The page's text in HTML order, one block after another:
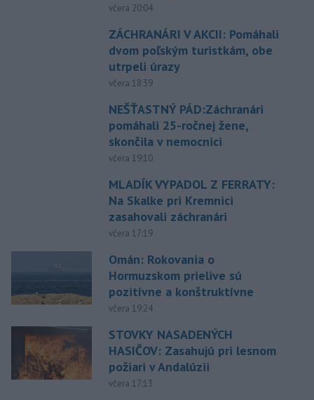
včera 20:04
ZÁCHRANÁRI V AKCII: Pomáhali
dvom poľským turistkám, obe
utrpeli úrazy
včera 18:39
NEŠŤASTNÝ PÁD:Záchranári
pomáhali 25-ročnej žene,
skončila v nemocnici
včera 19:10
MLADÍK VYPADOL Z FERRATY:
Na Skalke pri Kremnici
zasahovali záchranári
včera 17:19
Omán: Rokovania o
Hormuzskom prielive sú
pozitívne a konštruktívne
včera 19:24
STOVKY NASADENÝCH
HASIČOV: Zasahujú pri lesnom
požiari v Andalúzii
včera 17:13